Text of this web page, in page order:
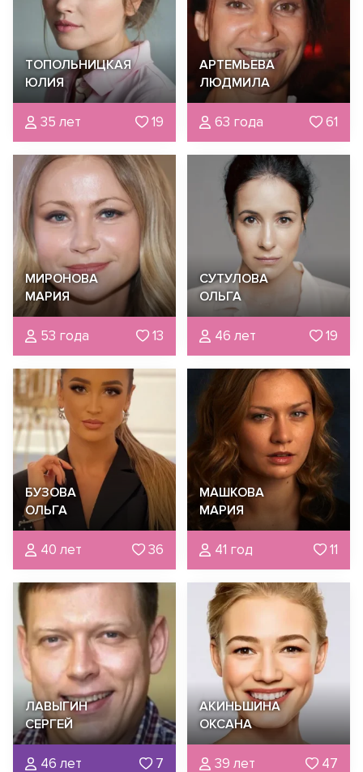
ТОПОЛЬНИЦКАЯ
ЮЛИЯ
35 лет 19
АРТЕМЬЕВА
ЛЮДМИЛА
63 года 61
МИРОНОВА
МАРИЯ
53 года 13
СУТУЛОВА
ОЛЬГА
46 лет 19
БУЗОВА
ОЛЬГА
40 лет 36
МАШКОВА
МАРИЯ
41 год 11
ЛАВЫГИН
СЕРГЕЙ
46 лет 7
АКИНЬШИНА
ОКСАНА
39 лет 47